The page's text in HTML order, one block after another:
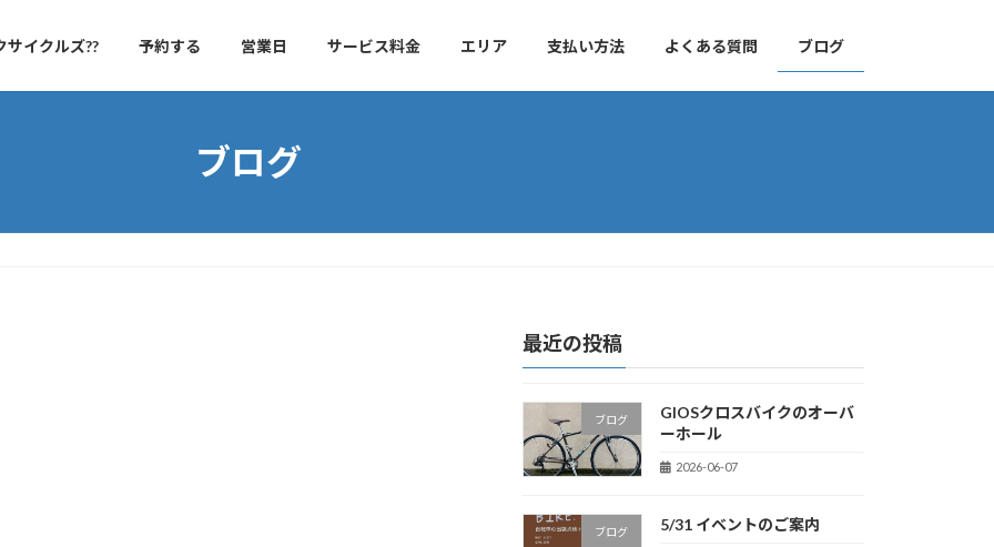
サイクルズ?? 予約する 営業日 サービス料金 エリア 支払い方法 よくある質問 ブログ
ブログ
最近の投稿
ブログ
GIOSクロスバイクのオーバ
ーホール
2026-06-07
ブログ 5/31 イベントのご案内